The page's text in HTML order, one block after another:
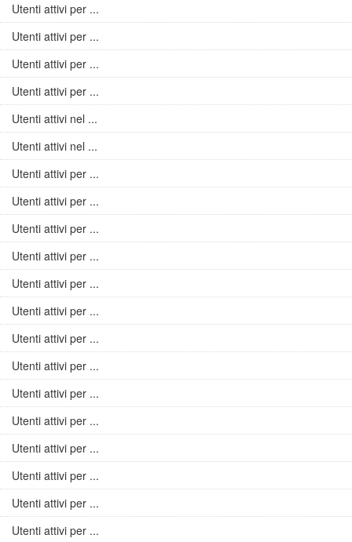
Utenti attivi per ...
Utenti attivi per ...
Utenti attivi per ...
Utenti attivi per ...
Utenti attivi nel ...
Utenti attivi nel ...
Utenti attivi per ...
Utenti attivi per ...
Utenti attivi per ...
Utenti attivi per ...
Utenti attivi per ...
Utenti attivi per ...
Utenti attivi per ...
Utenti attivi per ...
Utenti attivi per ...
Utenti attivi per ...
Utenti attivi per ...
Utenti attivi per ...
Utenti attivi per ...
Utenti attivi per ...